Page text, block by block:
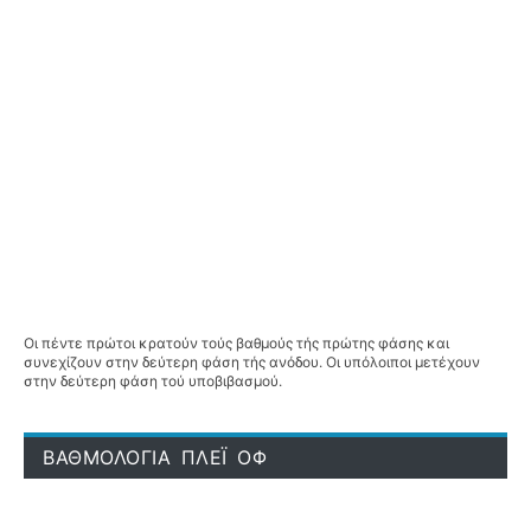
Οι πέντε πρώτοι κρατούν τούς βαθμούς τής πρώτης φάσης και
συνεχίζουν στην δεύτερη φάση τής ανόδου. Οι υπόλοιποι μετέχουν
στην δεύτερη φάση τού υποβιβασμού.
ΒΑΘΜΟΛΟΓΙΑ ΠΛΕΪ ΟΦ